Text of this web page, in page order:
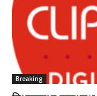
Breaking